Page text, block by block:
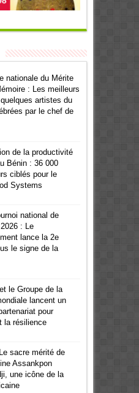
nationale du Mérite
: Les meilleurs
artistes du
par le chef de
de la productivité
Bénin : 36 000
ciblés pour le
Systems
national de
: Le
lance la 2e
le signe de la
le Groupe de la
lancent un
pour
la résilience
sacre mérité de
Assankpon
une icône de la